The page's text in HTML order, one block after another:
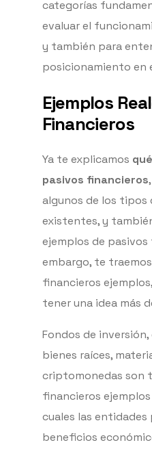
categorías
evaluar el
y también para
posicionamiento en
Ejemplos
Financieros
Ya te explicamos
pasivos financieros
algunos de los tipos
existentes, y
ejemplos de pasivos
embargo, te
financieros
tener una idea más
Fondos de
bienes raíces,
criptomonedas son
financieros
cuales las
beneficios